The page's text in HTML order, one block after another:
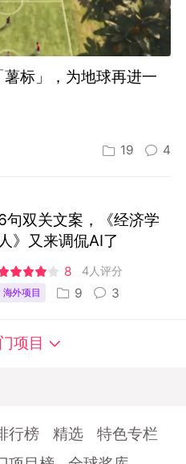
标」，为地球再进一
19 4
句双关文案，《经济学
人》又来调侃AI了
8 4人评分
海外项目 9 3
项目
行榜 精选
特色专栏